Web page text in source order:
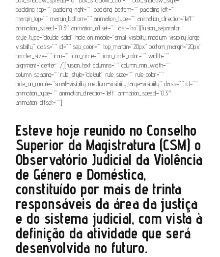
padding_top=”” padding_right=”” padding_bottom=”” padding_left=””
margin_top=”” margin_bottom=”” animation_type=”” animation_direction=”left”
animation_speed=”0.3″ animation_offset=”” last=”no”][fusion_separator
style_type=”double solid” hide_on_mobile=”small-visibility,medium-visibility,large-
visibility” class=”” id=”” sep_color=”” top_margin=”20px” bottom_margin=”20px”
border_size=”” icon=”” icon_circle=”” icon_circle_color=”” width=””
alignment=”center” /][fusion_text columns=”” column_min_width=””
column_spacing=”” rule_style=”default” rule_size=”” rule_color=””
hide_on_mobile=”small-visibility,medium-visibility,large-visibility” class=”” id=””
animation_type=”” animation_direction=”left” animation_speed=”0.3″
animation_offset=””]
Esteve hoje reunido no Conselho
Superior da Magistratura (CSM) o
Observatório Judicial da Violência
de Género e Doméstica,
constituído por mais de trinta
responsáveis da área da justiça
e do sistema judicial, com vista à
definição da atividade que será
desenvolvida no futuro.